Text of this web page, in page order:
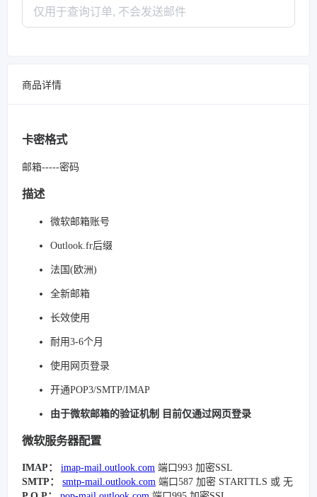
商品详情
卡密格式
邮箱-----密码
描述
微软邮箱账号
Outlook.fr后缀
法国(欧洲)
全新邮箱
长效使用
耐用3-6个月
使用网页登录
开通POP3/SMTP/IMAP
由于微软邮箱的验证机制 目前仅通过网页登录
微软服务器配置
IMAP： imap-mail.outlook.com 端口993 加密SSL
SMTP：
smtp-mail.outlook.com 端口587 加密 STARTTLS 或 无